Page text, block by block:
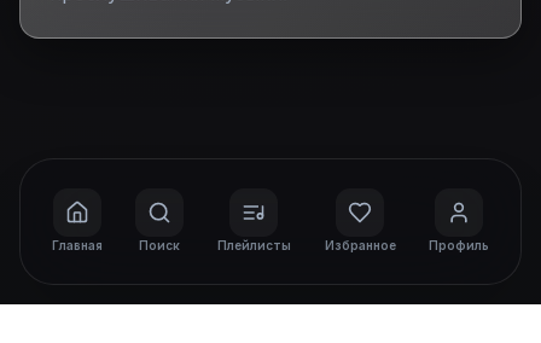
Главная Поиск Плейлисты Избранное Профиль